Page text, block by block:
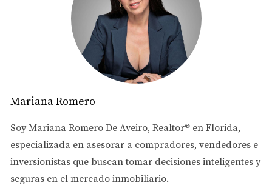
cómo estas iniciativas pueden influir en la economía
local y en el bienestar de sus habitantes.
Proyectos Previsto de
Infraestructura Vial
Mejoras en el Transporte Público
transporte público. Se están planificando nuevas rutas
de autobuses que conectarán áreas clave dentro y fuera
de Doral, lo que facilitará el acceso a centros laborales y
educativos. Este proyecto no solo busca reducir la
Mariana Romero
Soy Mariana Romero De Aveiro, Realtor® en Florida,
especializada en asesorar a compradores, vendedores e
inversionistas que buscan tomar decisiones inteligentes y
seguras en el mercado inmobiliario.